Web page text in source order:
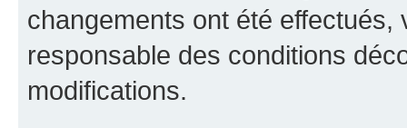
changements ont été effectués,
responsable des conditions
modifications.